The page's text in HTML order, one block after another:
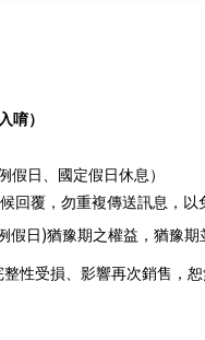
唷）
例假日、國定假日休息）
覆，勿重複傳送訊息，以
假日)猶豫期之權益，猶豫期
性受損、影響再次銷售，恕